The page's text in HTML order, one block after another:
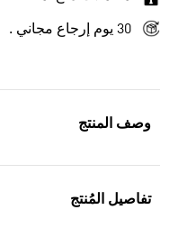
وصف المنتج
تفاصيل المُنتج